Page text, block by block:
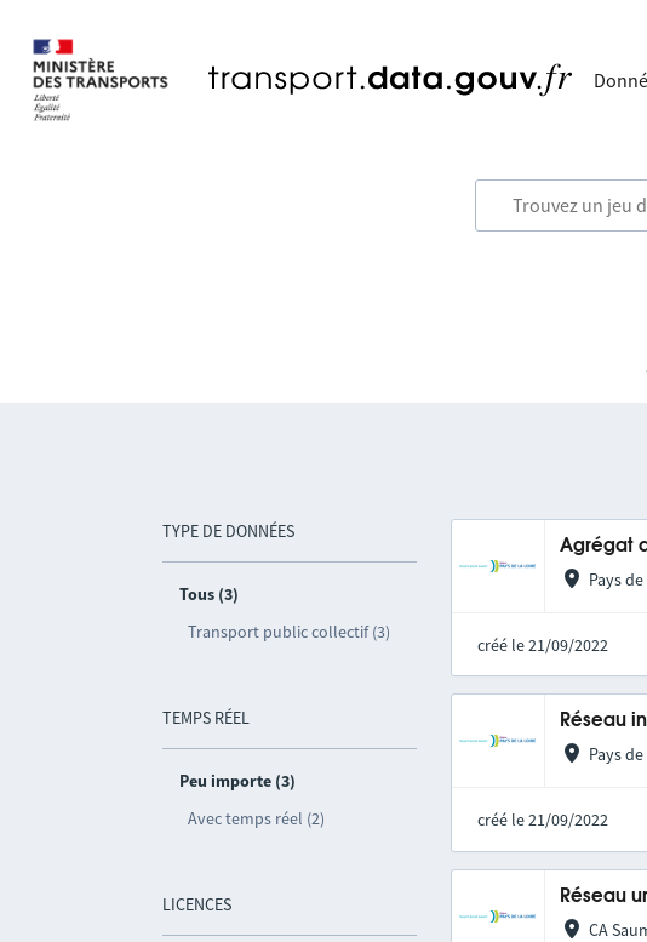
TYPE DE DONNÉES
Tous (3)
Transport public collectif (3)
TEMPS RÉEL
Peu importe (3)
Avec temps réel (2)
LICENCES
Agrégat
Pays
créé le 21/09/2022
Réseau
Pays
créé le 21/09/2022
Réseau
CA